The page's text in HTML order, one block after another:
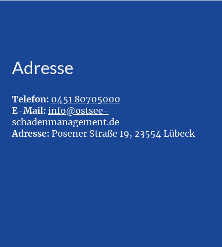
Adresse
Telefon: 0451 80705000
E-Mail: info@ostsee-
schadenmanagement.de
Adresse: Posener Straße 19, 23554 Lübeck